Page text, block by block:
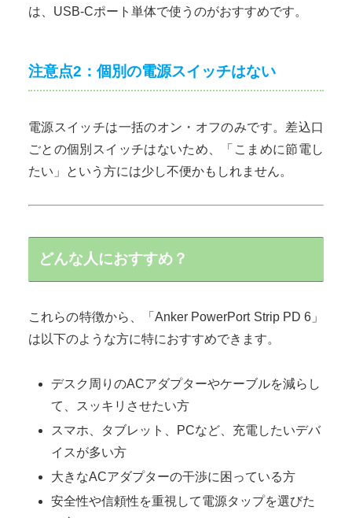
は、USB-Cポート単体で使うのがおすすめです。
注意点2：個別の電源スイッチはない
電源スイッチは一括のオン・オフのみです。差込口
ごとの個別スイッチはないため、「こまめに節電し
たい」という方には少し不便かもしれません。
どんな人におすすめ？
これらの特徴から、「Anker PowerPort Strip PD 6」
は以下のような方に特におすすめできます。
デスク周りのACアダプターやケーブルを減らし
て、スッキリさせたい方
スマホ、タブレット、PCなど、充電したいデバ
イスが多い方
大きなACアダプターの干渉に困っている方
安全性や信頼性を重視して電源タップを選びた